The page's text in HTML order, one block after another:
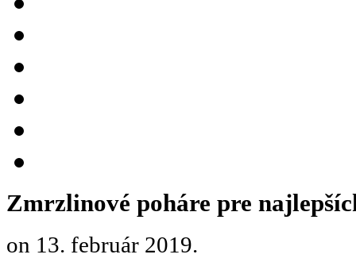
Zmrzlinové poháre pre
on 13. február 2019.